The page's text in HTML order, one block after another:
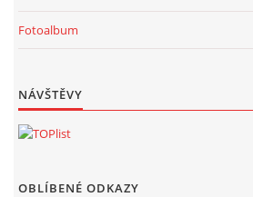
Fotoalbum
NÁVŠTĚVY
OBLÍBENÉ ODKAZY